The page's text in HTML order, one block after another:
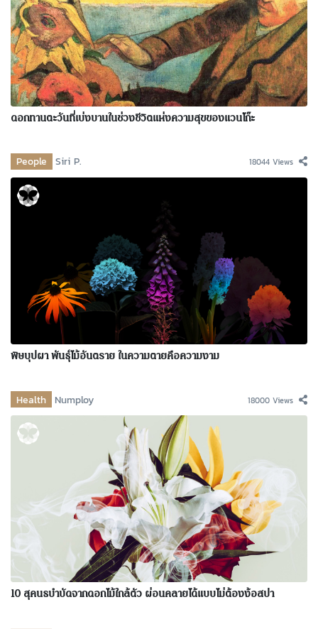
ดอกทานตะวันที่เบ่งบานในช่วงชีวิตแห่งความสุขของแวนโก๊ะ
People Siri P. 18044 Views
พิษบุปผา พันธุ์ไม้อันตราย ในความตายคือความงาม
Health Numploy 18000 Views
10 สุคนธบำบัดจากดอกไม้ใกล้ตัว ผ่อนคลายได้แบบไม่ต้องง้อสปา